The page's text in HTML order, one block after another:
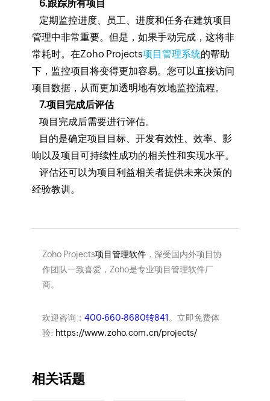
6.跟踪所有项目
定期监控进度、员工、进度和任务在建筑项目
管理中非常重要。但是，如果手动完成，这将非
常耗时。在Zoho Projects项目管理系统的帮助
下，监控项目将变得更加容易。您可以直接访问
项目数据，从而更加透明地有效地监控流程。
7.项目完成后评估
项目完成后需要进行评估。
目的是确定项目目标、开发有效性、效率、影
响以及项目可持续性成功的相关性和实现水平。
评估还可以为项目利益相关者提供未来决策的
经验教训。
Zoho Projects项目管理软件，深受国内外项目协
作团队一致喜爱，Zoho是专业项目管理软件厂
商。
欢迎咨询： 400-660-8680转841 。立即免费体
验: https://www.zoho.com.cn/projects/
相关话题